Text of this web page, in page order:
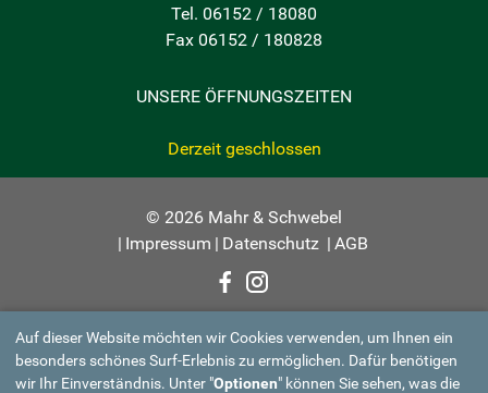
Tel. 06152 / 18080
Fax 06152 / 180828
UNSERE ÖFFNUNGSZEITEN
Derzeit geschlossen
© 2026 Mahr & Schwebel
| Impressum | Datenschutz | AGB
Auf dieser Website möchten wir Cookies verwenden, um Ihnen ein
besonders schönes Surf-Erlebnis zu ermöglichen. Dafür benötigen
wir Ihr Einverständnis. Unter "Optionen" können Sie sehen, was die